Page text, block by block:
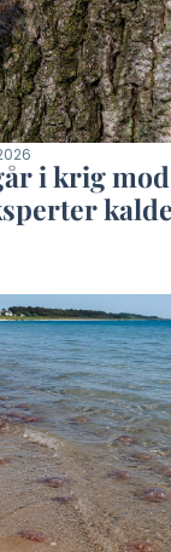
i krig